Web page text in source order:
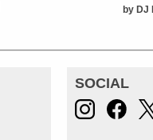
by DJ
SOCIAL